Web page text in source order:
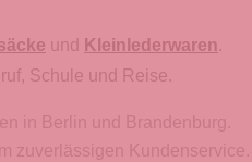
und Kleinlederwaren.
Schule und Reise.
in Berlin und Brandenburg.
zuverlässigen Kundenservice.